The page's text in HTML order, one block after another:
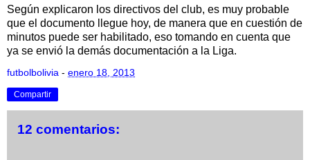
Según explicaron los directivos del club, es muy probable
que el documento llegue hoy, de manera que en cuestión de
minutos puede ser habilitado, eso tomando en cuenta que
ya se envió la demás documentación a la Liga.
futbolbolivia - enero 18, 2013
Compartir
12 comentarios: